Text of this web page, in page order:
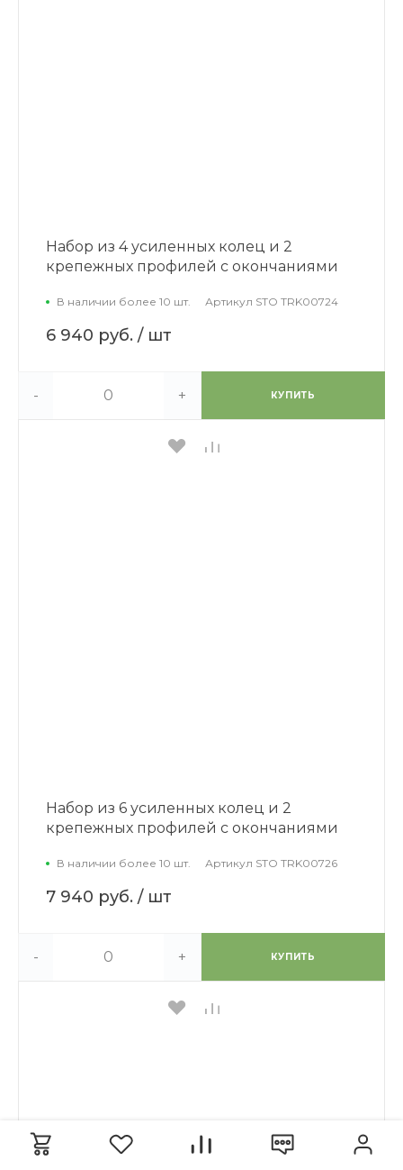
Набор из 4 усиленных колец и 2
крепежных профилей с окончаниями
В наличии более 10 шт. Артикул STO TRK00724
6 940 руб. / шт
- + КУПИТЬ
Набор из 6 усиленных колец и 2
крепежных профилей с окончаниями
В наличии более 10 шт. Артикул STO TRK00726
7 940 руб. / шт
- + КУПИТЬ